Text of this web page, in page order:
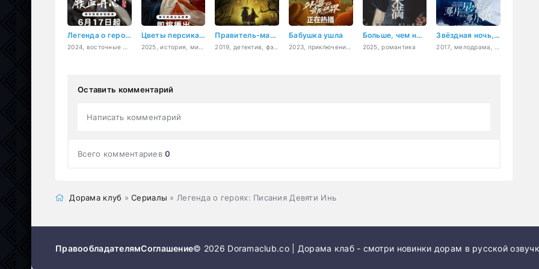
Легенда о героях: Горячая кровь Цветы персика, покорившие мир Правитель-марионетка Бабушка ушла Больше, чем незнакомцы: Дорогой, ты мне неприятен
2025, романтика
Звёздная ночь, звёздное море
Оставить комментарий
Написать комментарий
Всего комментариев0
Дорама клуб »Сериалы » Легенда о героях: Писания Девяти Инь
ПравообладателямСоглашение© 2026 Doramaclub.co | Дорама клаб - смотри новинки дорам в русской